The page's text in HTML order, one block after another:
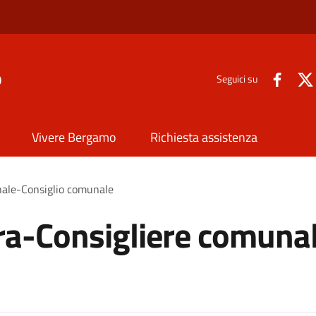
Seguici su
Vivere Bergamo Richiesta assistenza
Consiglio comunale
Consigliere